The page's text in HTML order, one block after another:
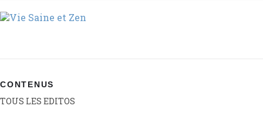
CONTENUS
TOUS LES EDITOS